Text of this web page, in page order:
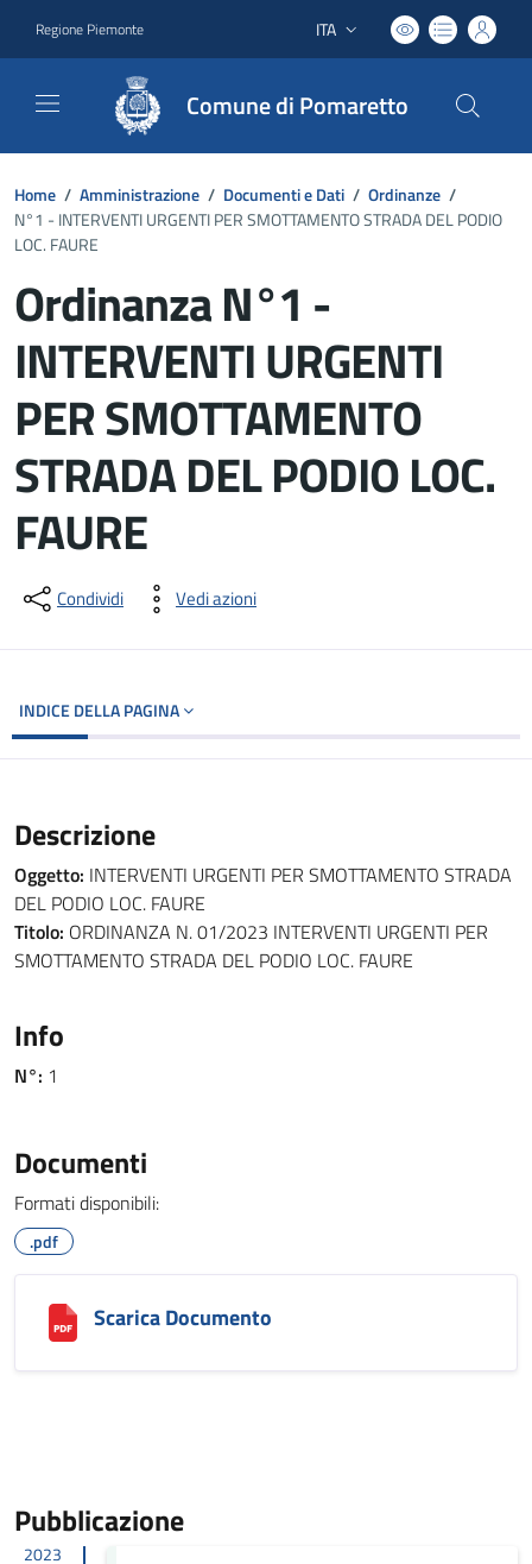
Regione Piemonte Lingua attiva:
ITA
Comune di Pomaretto
Home / Amministrazione / Documenti e Dati / Ordinanze /
N°1 - INTERVENTI URGENTI PER SMOTTAMENTO STRADA DEL PODIO
LOC. FAURE
Ordinanza N°1 -
INTERVENTI URGENTI
PER SMOTTAMENTO
STRADA DEL PODIO LOC.
FAURE
Dettagli del documento
Condividi Vedi azioni
INDICE DELLA PAGINA
Descrizione
Oggetto: INTERVENTI URGENTI PER SMOTTAMENTO STRADA
DEL PODIO LOC. FAURE
Titolo: ORDINANZA N. 01/2023 INTERVENTI URGENTI PER
SMOTTAMENTO STRADA DEL PODIO LOC. FAURE
Info
N°: 1
Documenti
Formati disponibili:
.pdf
Scarica Documento
Pubblicazione
2023